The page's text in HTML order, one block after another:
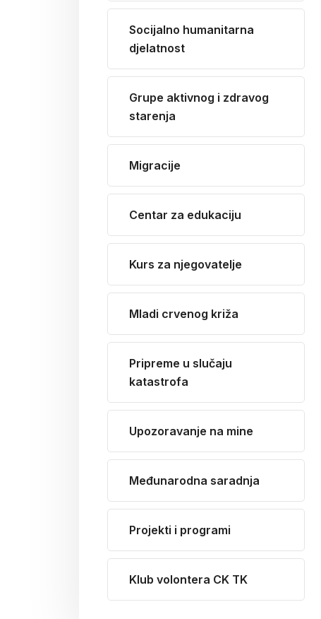
Socijalno humanitarna
djelatnost
Grupe aktivnog i zdravog
starenja
Migracije
Centar za edukaciju
Kurs za njegovatelje
Mladi crvenog križa
Pripreme u slučaju
katastrofa
Upozoravanje na mine
Međunarodna saradnja
Projekti i programi
Klub volontera CK TK